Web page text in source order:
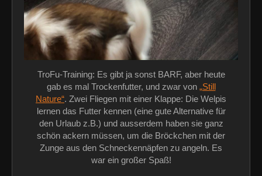
TroFu-Training: Es gibt ja sonst BARF, aber heute
gab es mal Trockenfutter, und zwar von „Still
Nature“. Zwei Fliegen mit einer Klappe: Die Welpis
lernen das Futter kennen (eine gute Alternative für
den Urlaub z.B.) und ausserdem haben sie ganz
schön ackern müssen, um die Bröckchen mit der
Zunge aus den Schneckennäpfen zu angeln. Es
war ein großer Spaß!